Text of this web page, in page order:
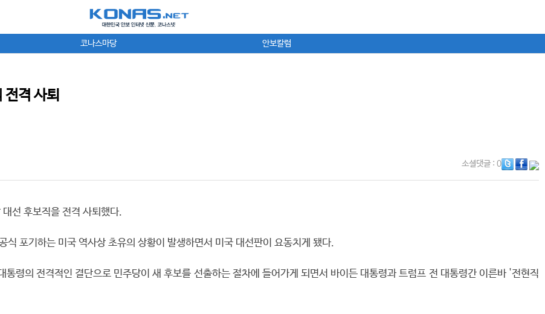
코나스마당 안보칼럼
격 사퇴
소셜댓글: 0
선 후보직을 전격 사퇴했다.
포기하는 미국 역사상 초유의 상황이 발생하면서 미국 대선판이 요동치게 됐다.
령의 전격적인 결단으로 민주당이 새 후보를 선출하는 절차에 들어가게 되면서 바이든 대통령과 트럼프 전 대통령간 이른바 '전현직